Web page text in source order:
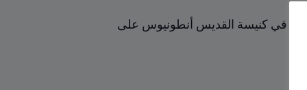
الإخوة الأحباء في مدينة ريغنسبورغ، نحتفل بالقداس الإلهي يوم الجمعة 26.01.2024 الساعة السادسة ‏‎‏18:00‏، في كنيسة ‏القديس أنطونيوس على